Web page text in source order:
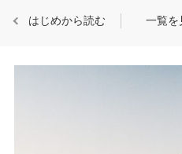
はじめから読む 一覧を